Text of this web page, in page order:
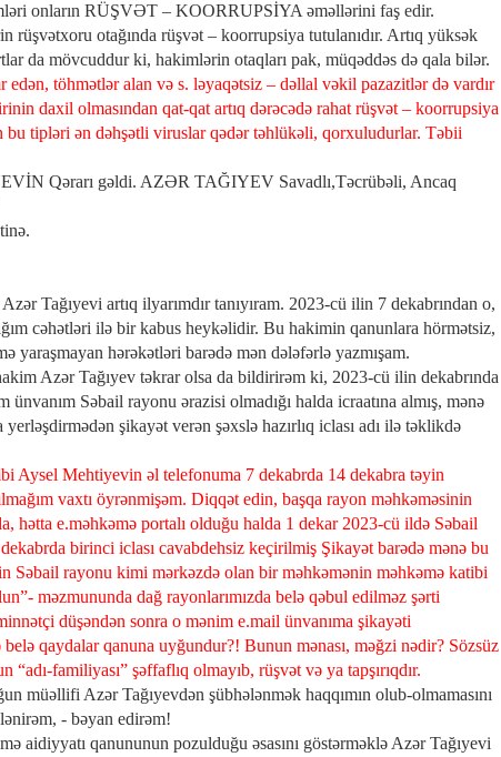
onların RÜŞVƏT – KOORRUPSİYA əməllərini faş edir.
rüşvətxoru otağında rüşvət – koorrupsiya tutulanıdır. Artıq yüksək
da mövcuddur ki, hakimlərin otaqları pak, müqəddəs də qala bilər.
töhmətlər alan və s. ləyaqətsiz – dəllal vəkil pazazitlər də vardır
daxil olmasından qat-qat artıq dərəcədə rahat rüşvət – koorrupsiya
bu tipləri ən dəhşətli viruslar qədər təhlükəli, qorxuludurlar. Təbii
Qərarı gəldi. AZƏR TAĞIYEV Savadlı,Təcrübəli, Ancaq
Tağıyevi artıq ilyarımdır tanıyıram. 2023-cü ilin 7 dekabrından o,
cəhətləri ilə bir kabus heykəlidir. Bu hakimin qanunlara hörmətsiz,
yaraşmayan hərəkətləri barədə mən dələfərlə yazmışam.
Azər Tağıyev təkrar olsa da bildirirəm ki, 2023-cü ilin dekabrında
Səbail rayonu ərazisi olmadığı halda icraatına almış, mənə
şikayət verən şəxslə hazırlıq iclası adı ilə təklikdə
Aysel Mehtiyevin əl telefonuma 7 dekabrda 14 dekabra təyin
vaxtı öyrənmişəm. Diqqət edin, başqa rayon məhkəməsinin
hətta e.məhkəmə portalı olduğu halda 1 dekar 2023-cü ildə Səbail
birinci iclası cavabdehsiz keçirilmiş Şikayət barədə mənə bu
Səbail rayonu kimi mərkəzdə olan bir məhkəmənin məhkəmə katibi
məzmununda dağ rayonlarımızda belə qəbul edilməz şərti
düşəndən sonra o mənim e.mail ünvanıma şikayəti
qaydalar qanuna uyğundur?! Bunun mənası, məğzi nədir? Sözsüz
familiyası” şəffaflıq olmayıb, rüşvət və ya tapşırıqdır.
müəllifi Azər Tağıyevdən şübhələnmək haqqımın olub-olmamasını
- bəyan edirəm!
aidiyyatı qanununun pozulduğu əsasını göstərməklə Azər Tağıyevi